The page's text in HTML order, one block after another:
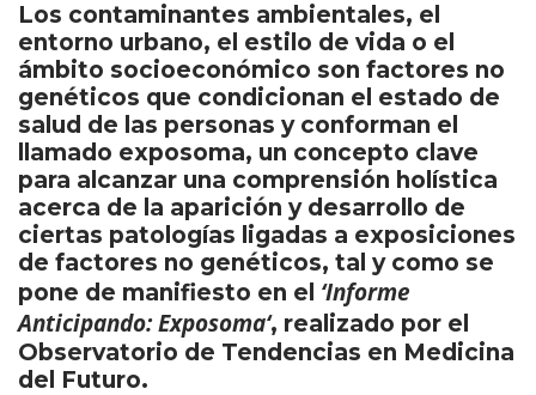
Los contaminantes ambientales, el
entorno urbano, el estilo de vida o el
ámbito socioeconómico son factores no
genéticos que condicionan el estado de
salud de las personas y conforman el
llamado exposoma, un concepto clave
para alcanzar una comprensión holística
acerca de la aparición y desarrollo de
ciertas patologías ligadas a exposiciones
de factores no genéticos, tal y como se
pone de manifiesto en el ‘Informe
Anticipando: Exposoma‘, realizado por el
Observatorio de Tendencias en Medicina
del Futuro.